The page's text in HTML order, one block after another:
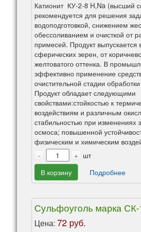
Катионит КУ-2-8 H,Na (высший
рекомендуется для решения
водоподготовкой, снижением
обессоливанием и очисткой от
примесей. Продукт
сферических зерен, от
желтоватого оттенка. В
эффективно применение
очистительной стадии
Продукт обладает следующими
свойствами:стойкостью к
воздействиям и различным
стабильностью при изменениях
осмоса; повышенной
физическим и химическим
-
+ шт
В корзину
Подробнее
Сульфоуголь марка
Цена: 72 руб.